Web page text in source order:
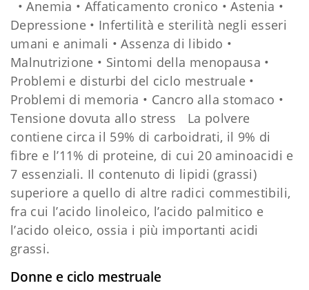
• Anemia • Affaticamento cronico • Astenia •
Depressione • Infertilità e sterilità negli esseri
umani e animali • Assenza di libido •
Malnutrizione • Sintomi della menopausa •
Problemi e disturbi del ciclo mestruale •
Problemi di memoria • Cancro alla stomaco •
Tensione dovuta allo stress La polvere
contiene circa il 59% di carboidrati, il 9% di
fibre e l’11% di proteine, di cui 20 aminoacidi e
7 essenziali. Il contenuto di lipidi (grassi)
superiore a quello di altre radici commestibili,
fra cui l’acido linoleico, l’acido palmitico e
l’acido oleico, ossia i più importanti acidi
grassi.
Donne e ciclo mestruale